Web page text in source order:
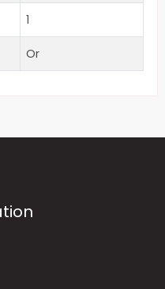
1
Or